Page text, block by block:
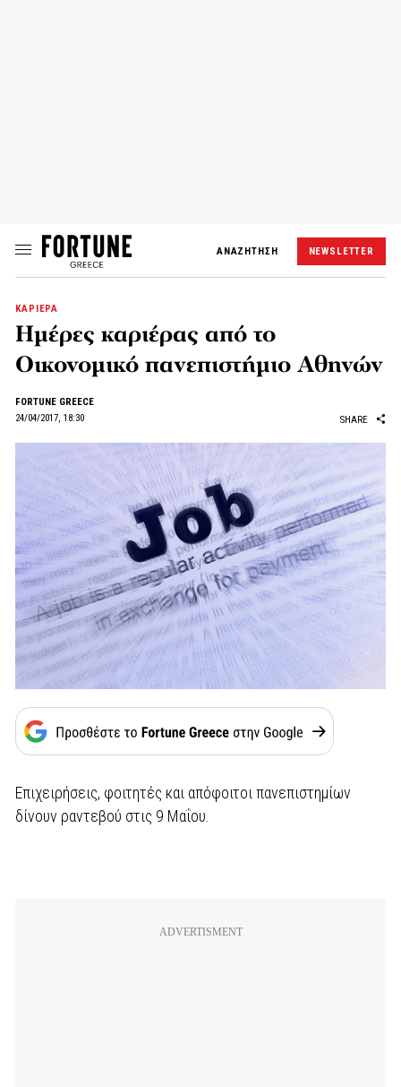
ΑΝΑΖΗΤΗΣΗ NEWSLETTER
ΚΑΡΙΕΡΑ
Ημέρες καριέρας από το
Οικονομικό πανεπιστήμιο Αθηνών
FORTUNE GREECE
24/04/2017, 18:30
SHARE
Επιχειρήσεις, φοιτητές και απόφοιτοι πανεπιστημίων
δίνουν ραντεβού στις 9 Μαΐου.